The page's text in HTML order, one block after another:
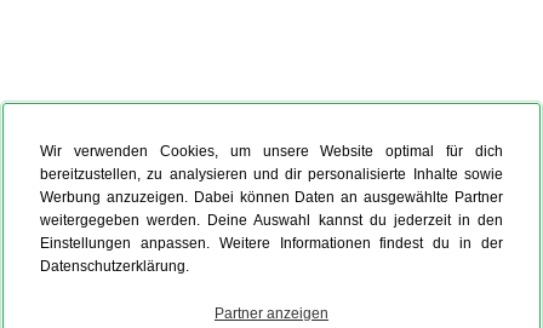
Wir verwenden Cookies, um unsere Website optimal für dich
bereitzustellen, zu analysieren und dir personalisierte Inhalte sowie
Werbung anzuzeigen. Dabei können Daten an ausgewählte Partner
weitergegeben werden. Deine Auswahl kannst du jederzeit in den
Einstellungen anpassen. Weitere Informationen findest du in der
Datenschutzerklärung.
Partner anzeigen